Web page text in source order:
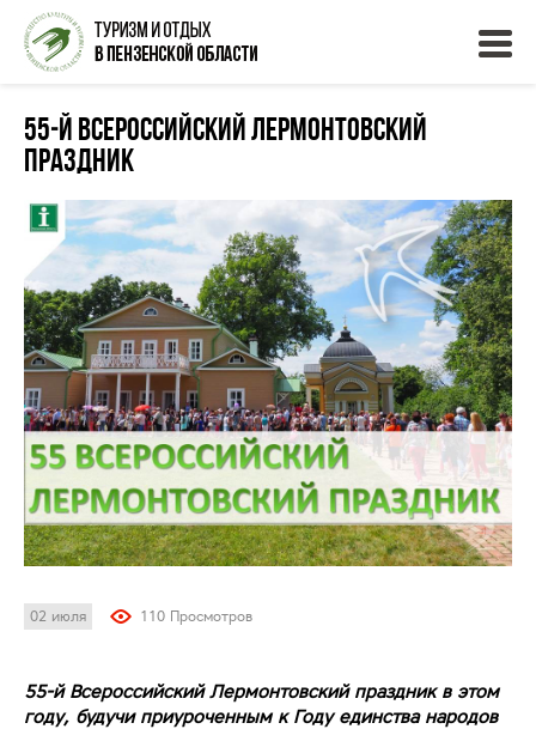
55‑й Всероссийский Лермонтовский
праздник
02 июля 110 Просмотров
55‑й Всероссийский Лермонтовский праздник в этом
году, будучи приуроченным к Году единства народов